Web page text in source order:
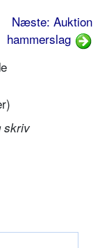
Næste: Auktion
hammerslag
skriv